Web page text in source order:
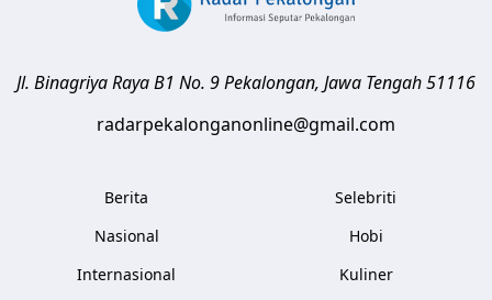
Jl. Binagriya Raya B1 No. 9Pekalongan, Jawa Tengah51116
radarpekalonganonline@gmail.com
Berita
Nasional
Internasional
Selebriti
Hobi
Kuliner